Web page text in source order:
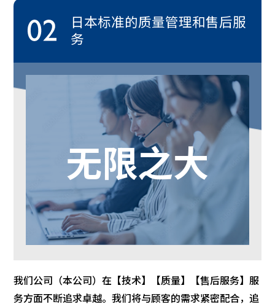
日本标准的质量管理和售后服
务
无限之大
我们公司（本公司）在【技术】【质量】【售后服务】服
务方面不断追求卓越。我们将与顾客的需求紧密配合，追